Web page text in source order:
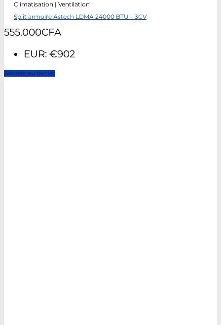
Climatisation | Ventilation
Split armoire Astech LDMA 24000 BTU – 3CV
555.000CFA
EUR: €902
Ajouter au panier